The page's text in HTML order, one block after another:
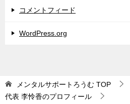
コメントフィード
WordPress.org
メンタルサポートろうむ TOP
代表 李怜香のプロフィール